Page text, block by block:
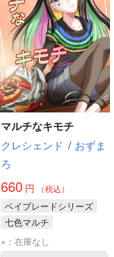
マルチなキモチ
クレシェンド / おずま
ろ
660円 （税込）
ベイブレードシリーズ
七色マルチ
×：在庫なし